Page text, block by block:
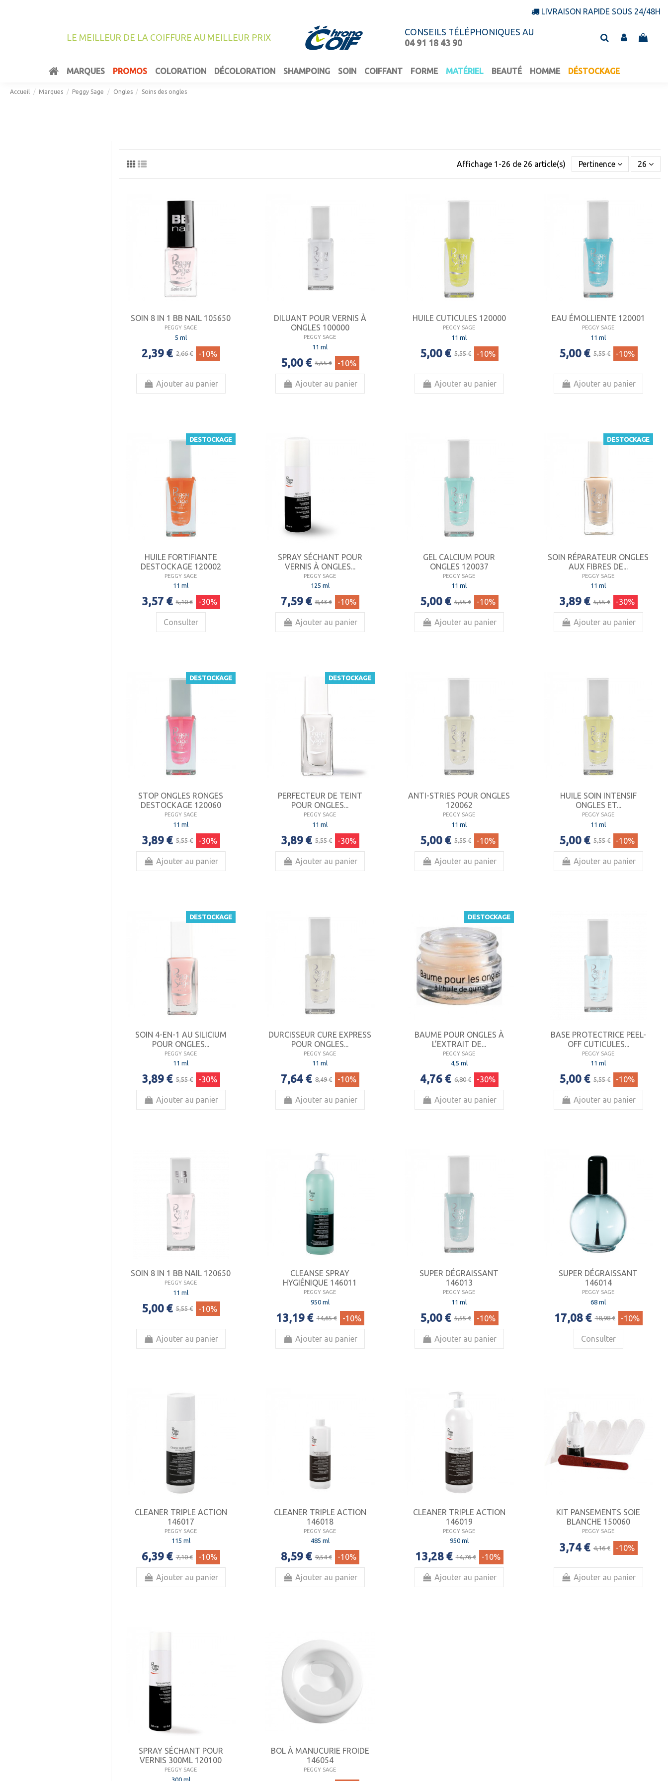
LIVRAISON RAPIDE SOUS 24/48H
LE MEILLEUR DE LA COIFFURE AU MEILLEUR PRIX
CONSEILS TÉLÉPHONIQUES AU
04 91 18 43 90
MARQUES PROMOS COLORATION DÉCOLORATION SHAMPOING SOIN COIFFANT FORME MATÉRIEL BEAUTÉ HOMME DÉSTOCKAGE
Accueil Marques Peggy Sage Ongles Soins des ongles
Affichage 1-26 de 26 article(s) Pertinence 26
SOIN 8 IN 1 BB NAIL 105650
PEGGY SAGE
5 ml
2,39 € 2,66 € -10%
Ajouter au panier
DILUANT POUR VERNIS À
ONGLES 100000
PEGGY SAGE
11 ml
5,00 € 5,55 € -10%
Ajouter au panier
HUILE CUTICULES 120000
PEGGY SAGE
11 ml
5,00 € 5,55 € -10%
Ajouter au panier
EAU ÉMOLLIENTE 120001
PEGGY SAGE
11 ml
5,00 € 5,55 € -10%
Ajouter au panier
DESTOCKAGE
HUILE FORTIFIANTE
DESTOCKAGE 120002
PEGGY SAGE
11 ml
3,57 € 5,10 € -30%
Consulter
SPRAY SÉCHANT POUR
VERNIS À ONGLES...
PEGGY SAGE
125 ml
7,59 € 8,43 € -10%
Ajouter au panier
GEL CALCIUM POUR
ONGLES 120037
PEGGY SAGE
11 ml
5,00 € 5,55 € -10%
Ajouter au panier
DESTOCKAGE
SOIN RÉPARATEUR ONGLES
AUX FIBRES DE...
PEGGY SAGE
11 ml
3,89 € 5,55 € -30%
Ajouter au panier
DESTOCKAGE
STOP ONGLES RONGES
DESTOCKAGE 120060
PEGGY SAGE
11 ml
3,89 € 5,55 € -30%
Ajouter au panier
DESTOCKAGE
PERFECTEUR DE TEINT
POUR ONGLES...
PEGGY SAGE
11 ml
3,89 € 5,55 € -30%
Ajouter au panier
ANTI-STRIES POUR ONGLES
120062
PEGGY SAGE
11 ml
5,00 € 5,55 € -10%
Ajouter au panier
HUILE SOIN INTENSIF
ONGLES ET...
PEGGY SAGE
11 ml
5,00 € 5,55 € -10%
Ajouter au panier
DESTOCKAGE
SOIN 4-EN-1 AU SILICIUM
POUR ONGLES...
PEGGY SAGE
11 ml
3,89 € 5,55 € -30%
Ajouter au panier
DURCISSEUR CURE EXPRESS
POUR ONGLES...
PEGGY SAGE
11 ml
7,64 € 8,49 € -10%
Ajouter au panier
DESTOCKAGE
BAUME POUR ONGLES À
L’EXTRAIT DE...
PEGGY SAGE
4,5 ml
4,76 € 6,80 € -30%
Ajouter au panier
BASE PROTECTRICE PEEL-
OFF CUTICULES...
PEGGY SAGE
11 ml
5,00 € 5,55 € -10%
Ajouter au panier
SOIN 8 IN 1 BB NAIL 120650
PEGGY SAGE
11 ml
5,00 € 5,55 € -10%
Ajouter au panier
CLEANSE SPRAY
HYGIÉNIQUE 146011
PEGGY SAGE
950 ml
13,19 € 14,65 € -10%
Ajouter au panier
SUPER DÉGRAISSANT
146013
PEGGY SAGE
11 ml
5,00 € 5,55 € -10%
Ajouter au panier
SUPER DÉGRAISSANT
146014
PEGGY SAGE
68 ml
17,08 € 18,98 € -10%
Consulter
CLEANER TRIPLE ACTION
146017
PEGGY SAGE
115 ml
6,39 € 7,10 € -10%
Ajouter au panier
CLEANER TRIPLE ACTION
146018
PEGGY SAGE
485 ml
8,59 € 9,54 € -10%
Ajouter au panier
CLEANER TRIPLE ACTION
146019
PEGGY SAGE
950 ml
13,28 € 14,76 € -10%
Ajouter au panier
KIT PANSEMENTS SOIE
BLANCHE 150060
PEGGY SAGE
3,74 € 4,16 € -10%
Ajouter au panier
SPRAY SÉCHANT POUR
VERNIS 300ML 120100
PEGGY SAGE
300 ml
BOL À MANUCURIE FROIDE
146054
PEGGY SAGE